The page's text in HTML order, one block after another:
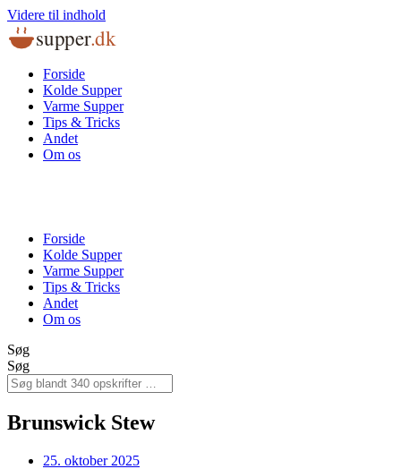
Videre til indhold
supper.dk
Forside
Kolde Supper
Varme Supper
Tips & Tricks
Andet
Om os
Forside
Kolde Supper
Varme Supper
Tips & Tricks
Andet
Om os
Søg
Søg
Brunswick Stew
25. oktober 2025